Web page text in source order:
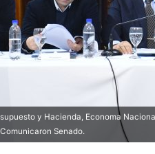
y Hacienda, Economa
Senado.